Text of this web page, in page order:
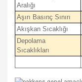
Aralığı
Aşırı Basınç Sınırı
Akışkan Sıcaklığı
Depolama
Sıcaklıkları